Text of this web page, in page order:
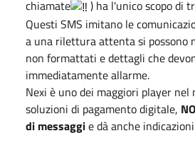
chiamate
) ha l'unico scopo di
Questi SMS imitano le
a una rilettura attenta si possono
non formattati e dettagli che
immediatamente allarme.
Nexi è uno dei maggiori player nel
soluzioni di pagamento digitale,
di messaggie dà anche